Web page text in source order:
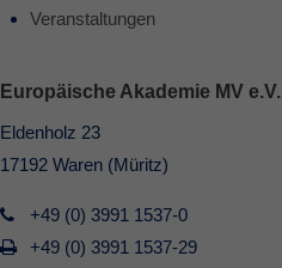
Veranstaltungen
Europäische Akademie MV e.V.
Eldenholz 23
17192 Waren (Müritz)
+49 (0) 3991 1537-0
+49 (0) 3991 1537-29